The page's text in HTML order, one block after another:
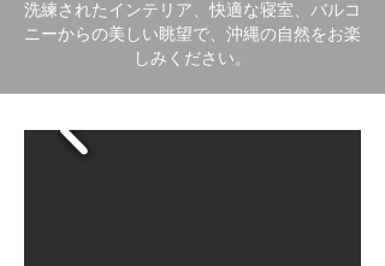
洗練されたインテリア、快適な寝室、バルコ
ニーからの美しい眺望で、沖縄の自然をお楽
しみください。